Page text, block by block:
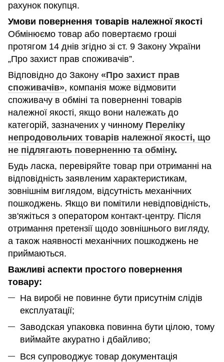
рахунок покупця.
Умови повернення товарів належної якості
Обмінюємо товар або повертаємо гроші
протягом 14 днів згідно зі ст. 9 Закону України
„Про захист прав споживачів”.
Відповідно до Закону «Про захист прав
споживачів», компанія може відмовити
споживачу в обміні та поверненні товарів
належної якості, якщо вони належать до
категорій, зазначених у чинному Переліку
непродовольчих товарів належної якості, що
не підлягають поверненню та обміну.
Будь ласка, перевіряйте товар при отриманні на
відповідність заявленим характеристикам,
зовнішнім виглядом, відсутність механічних
пошкоджень. Якщо ви помітили невідповідність,
зв'яжіться з оператором контакт-центру. Після
отримання претензії щодо зовнішнього вигляду,
а також наявності механічних пошкоджень не
приймаються.
Важливі аспекти простого повернення
товару:
На виробі не повинне бути присутнім слідів
експлуатації;
Заводская упаковка повинна бути цілою, тому
виймайте акуратно і дбайливо;
Вся супроводжує товар документація